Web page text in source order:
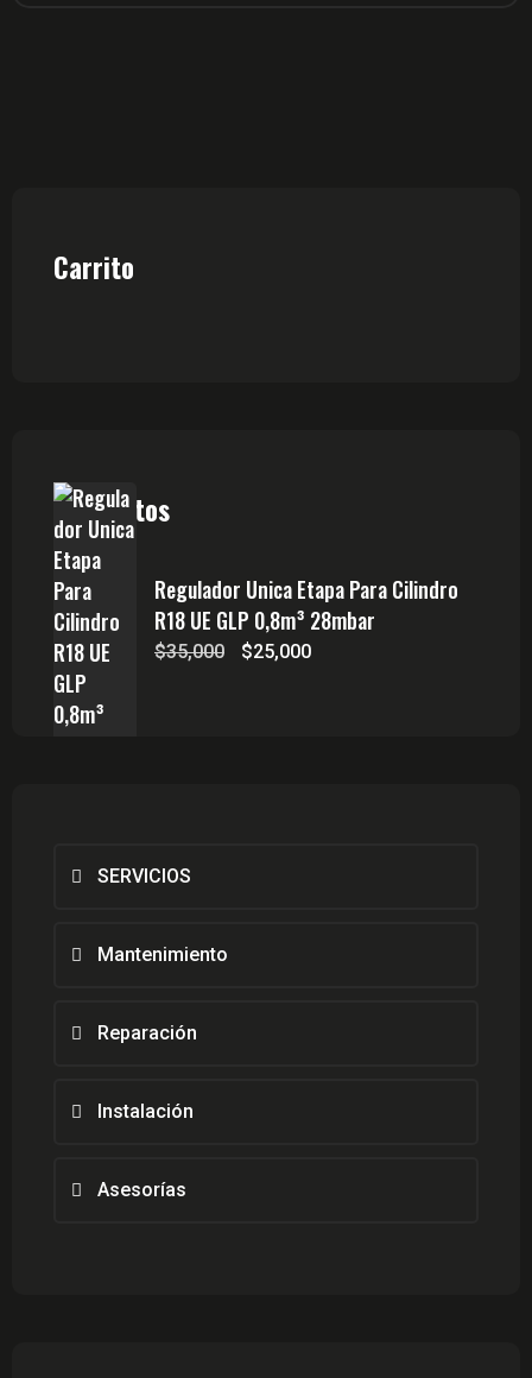
Carrito
Productos
Regulador Unica Etapa Para Cilindro
R18 UE GLP 0,8m³ 28mbar
$35,000
El
$25,000El
SERVICIOS
Mantenimiento
Reparación
Instalación
Asesorías